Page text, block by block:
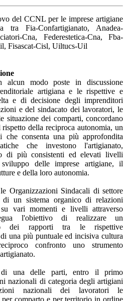
del CCNL per le imprese artigiane
tra Fia-Confartigianato, Anadea-
Cna, Federestetica-Cna, Fba-
Fisascat-Cisl, Uiltucs-Uil
alcun modo poste in discussione
artigiana e le rispettive e
e di decisione degli imprenditori
e del sindacato dei lavoratori, le
situazione dei comparti, concordano
della reciproca autonomia, un
che consenta una più approfondita
che investono l'artigianato,
di più consistenti ed elevati livelli
delle imprese artigiane, il
e della loro autonomia.
Organizzazioni Sindacali di settore
di un sistema organico di relazioni
vari momenti e livelli attraverso
l'obiettivo di realizzare un
dei rapporti tra le rispettive
una più puntuale ed incisiva cultura
confronto uno strumento
di una delle parti, entro il primo
nazionali di categoria degli artigiani
nazionali dei lavoratori le
comparto e per territorio in ordine